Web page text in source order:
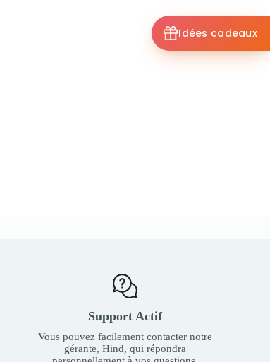
Support Actif
Vous pouvez facilement contacter notre
gérante, Hind, qui répondra
Idées cadeaux